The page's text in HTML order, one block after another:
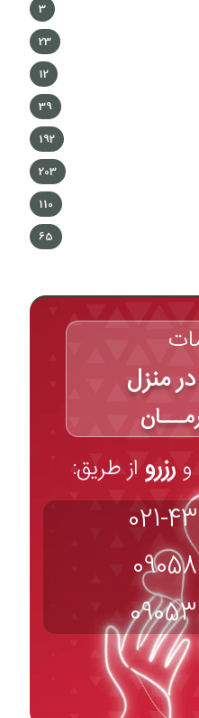
3
23
12
39
192
203
110
65
منزل
و رزرو از طریق:
021-